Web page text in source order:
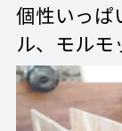
個性いっぱ
ル、モル